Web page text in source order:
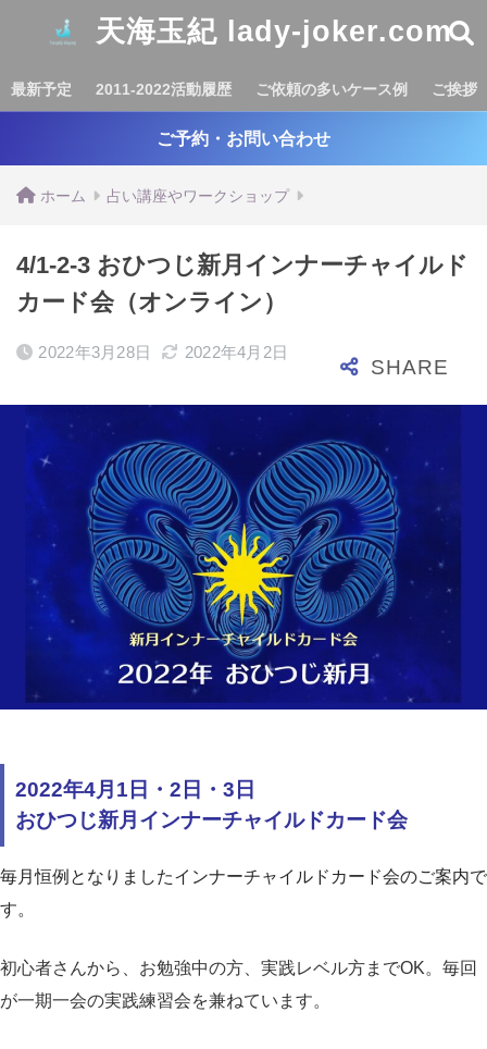
天海玉紀 lady-joker.com
最新予定 2011-2022活動履歴 ご依頼の多いケース例 ご挨拶
ご予約・お問い合わせ
ホーム 占い講座やワークショップ
4/1-2-3 おひつじ新月インナーチャイルド
カード会（オンライン）
2022年3月28日 2022年4月2日
2022年4月1日・2日・3日
おひつじ新月インナーチャイルドカード会
毎月恒例となりましたインナーチャイルドカード会のご案内で
す。
初心者さんから、お勉強中の方、実践レベル方までOK。毎回
が一期一会の実践練習会を兼ねています。